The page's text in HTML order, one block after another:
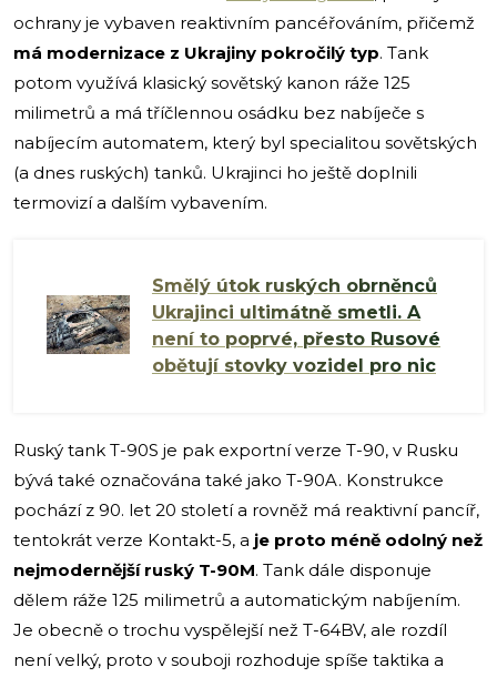
ochrany je vybaven reaktivním pancéřováním, přičemž
má modernizace z Ukrajiny pokročilý typ. Tank
potom využívá klasický sovětský kanon ráže 125
milimetrů a má tříčlennou osádku bez nabíječe s
nabíjecím automatem, který byl specialitou sovětských
(a dnes ruských) tanků. Ukrajinci ho ještě doplnili
termovizí a dalším vybavením.
Smělý útok ruských obrněnců
Ukrajinci ultimátně smetli. A
není to poprvé, přesto Rusové
obětují stovky vozidel pro nic
Ruský tank T-90S je pak exportní verze T-90, v Rusku
bývá také označována také jako T-90A. Konstrukce
pochází z 90. let 20 století a rovněž má reaktivní pancíř,
tentokrát verze Kontakt-5, a je proto méně odolný než
nejmodernější ruský T-90M. Tank dále disponuje
dělem ráže 125 milimetrů a automatickým nabíjením.
Je obecně o trochu vyspělejší než T-64BV, ale rozdíl
není velký, proto v souboji rozhoduje spíše taktika a